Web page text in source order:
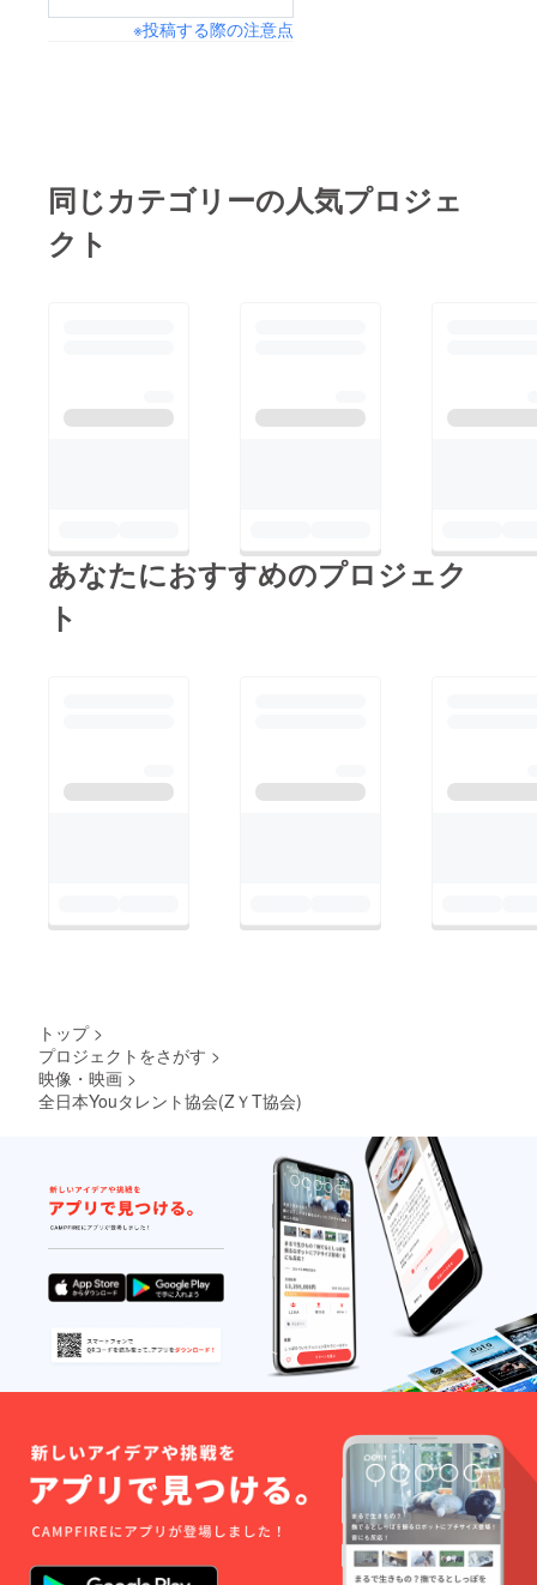
※投稿する際の注意点
同じカテゴリーの人気プロジェ
クト
あなたにおすすめのプロジェク
ト
トップ >
プロジェクトをさがす >
映像・映画 >
全日本Youタレント協会(ZＹT協会)